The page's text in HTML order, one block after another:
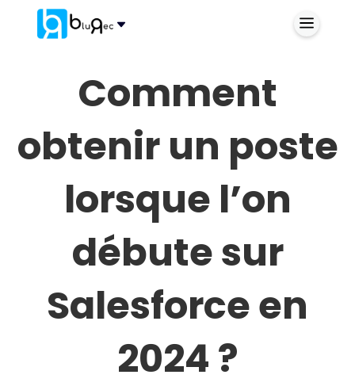
Comment
obtenir un poste
lorsque l’on
débute sur
Salesforce en
2024 ?